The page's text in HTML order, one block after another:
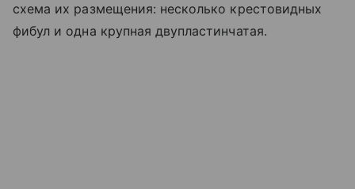
схема их размещения: несколько крестовидных
фибул и одна крупная двупластинчатая.